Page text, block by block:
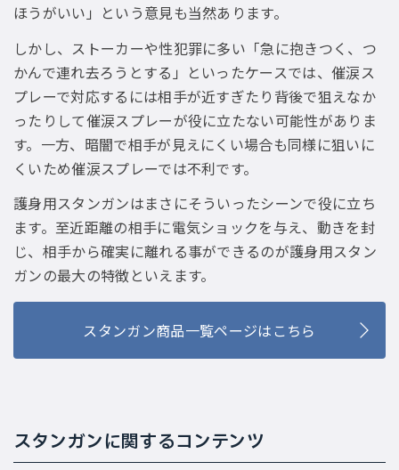
ほうがいい」という意見も当然あります。
しかし、ストーカーや性犯罪に多い「急に抱きつく、つ
かんで連れ去ろうとする」といったケースでは、催涙ス
プレーで対応するには相手が近すぎたり背後で狙えなか
ったりして催涙スプレーが役に立たない可能性がありま
す。一方、暗闇で相手が見えにくい場合も同様に狙いに
くいため催涙スプレーでは不利です。
護身用スタンガンはまさにそういったシーンで役に立ち
ます。至近距離の相手に電気ショックを与え、動きを封
じ、相手から確実に離れる事ができるのが護身用スタン
ガンの最大の特徴といえます。
スタンガン商品一覧ページはこちら
スタンガンに関するコンテンツ